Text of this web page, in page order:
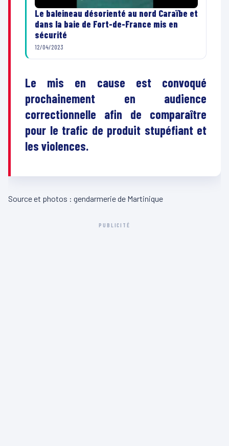
Le baleineau désorienté au nord Caraïbe et
dans la baie de Fort-de-France mis en
sécurité
12/04/2023
Le mis en cause est convoqué
prochainement en audience
correctionnelle afin de comparaître
pour le trafic de produit stupéfiant et
les violences.
Source et photos : gendarmerie de Martinique
PUBLICITÉ